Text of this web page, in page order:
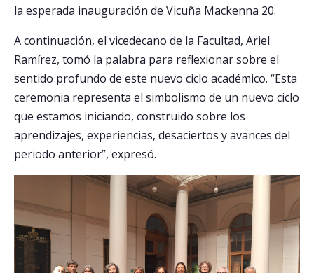
la esperada inauguración de Vicuña Mackenna 20.
A continuación, el vicedecano de la Facultad, Ariel
Ramírez, tomó la palabra para reflexionar sobre el
sentido profundo de este nuevo ciclo académico. “Esta
ceremonia representa el simbolismo de un nuevo ciclo
que estamos iniciando, construido sobre los
aprendizajes, experiencias, desaciertos y avances del
periodo anterior”, expresó.